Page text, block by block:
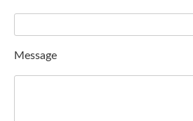
Message